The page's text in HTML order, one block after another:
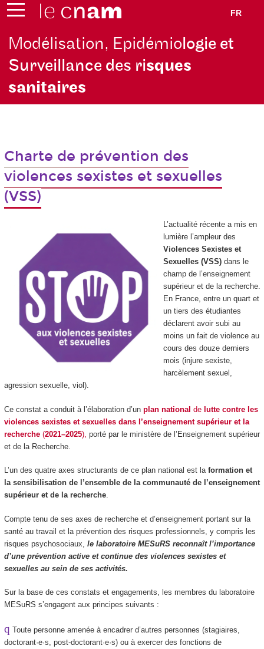
FR
Modélisation, Epidémiologie et
Surveillance des risques
sanitaires
Charte de prévention des
violences sexistes et sexuelles
(VSS)
L’actualité récente a mis en
lumière l’ampleur des
Violences Sexistes et
Sexuelles (VSS)dans le
champ de l’enseignement
supérieur et de la recherche.
En France, entre un quart et
un tiers des étudiantes
déclarent avoir subi au
moins un fait de violence au
cours des douze derniers
mois (injure sexiste,
harcèlement sexuel,
agression sexuelle, viol).
Ce constat a conduit à l’élaboration d’un plan national de lutte contre les
violences sexistes et sexuelles dans l’enseignement supérieur et la
recherche(2021–2025), porté par le ministère de l’Enseignement supérieur
et de la Recherche.
L’un des quatre axes structurants de ce plan national est la formation et
la sensibilisation de l’ensemble de la communauté de l’enseignement
supérieur et de la recherche.
Compte tenu de ses axes de recherche et d’enseignement portant sur la
santé au travail et la prévention des risques professionnels, y compris les
risques psychosociaux, le laboratoire MESuRS reconnaît l’importance
d’une prévention active et continue des violences sexistes et
sexuelles au sein de ses activités.
Sur la base de ces constats et engagements, les membres du laboratoire
MESuRS s’engagent aux principes suivants :
q Toute personne amenée à encadrer d’autres personnes (stagiaires,
doctorant·e·s, post-doctorant·e·s) ou à exercer des fonctions de